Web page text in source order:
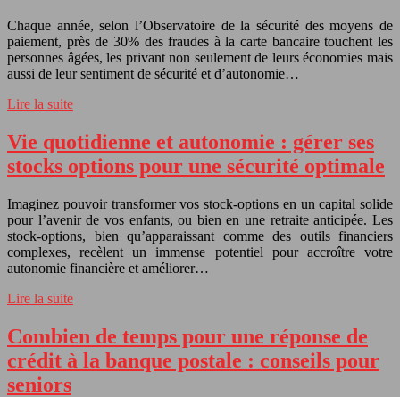
Chaque année, selon l’Observatoire de la sécurité des moyens de
paiement, près de 30% des fraudes à la carte bancaire touchent les
personnes âgées, les privant non seulement de leurs économies mais
aussi de leur sentiment de sécurité et d’autonomie…
Lire la suite
Vie quotidienne et autonomie : gérer ses
stocks options pour une sécurité optimale
Imaginez pouvoir transformer vos stock-options en un capital solide
pour l’avenir de vos enfants, ou bien en une retraite anticipée. Les
stock-options, bien qu’apparaissant comme des outils financiers
complexes, recèlent un immense potentiel pour accroître votre
autonomie financière et améliorer…
Lire la suite
Combien de temps pour une réponse de
crédit à la banque postale : conseils pour
seniors